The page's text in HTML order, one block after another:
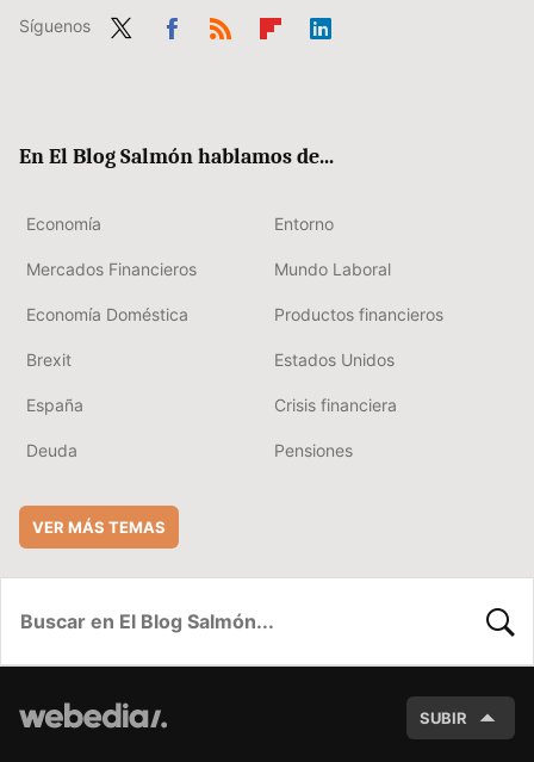
Síguenos
En El Blog Salmón hablamos de...
Economía Entorno
Mercados Financieros Mundo Laboral
Economía Doméstica Productos financieros
Brexit Estados Unidos
España Crisis financiera
Deuda Pensiones
VER MÁS TEMAS
SUBIR